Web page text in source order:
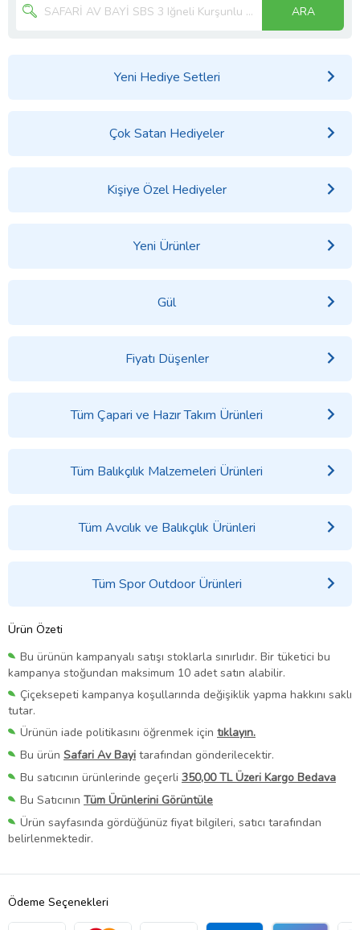
ARA
Yeni Hediye Setleri
Çok Satan Hediyeler
Kişiye Özel Hediyeler
Yeni Ürünler
Gül
Fiyatı Düşenler
Tüm Çapari ve Hazır Takım Ürünleri
Tüm Balıkçılık Malzemeleri Ürünleri
Tüm Avcılık ve Balıkçılık Ürünleri
Tüm Spor Outdoor Ürünleri
Ürün Özeti
Bu ürünün kampanyalı satışı stoklarla sınırlıdır. Bir tüketici bu
kampanya stoğundan maksimum 10 adet satın alabilir.
Çiçeksepeti kampanya koşullarında değişiklik yapma hakkını saklı
tutar.
Ürünün iade politikasını öğrenmek için tıklayın.
Bu ürün Safari Av Bayi tarafından gönderilecektir.
Bu satıcının ürünlerinde geçerli 350,00 TL Üzeri Kargo Bedava
Bu Satıcının Tüm Ürünlerini Görüntüle
Ürün sayfasında gördüğünüz fiyat bilgileri, satıcı tarafından
belirlenmektedir.
Ödeme Seçenekleri